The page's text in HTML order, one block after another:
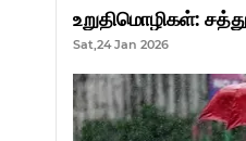
உறுதிமொழிகள்:
ஆசிரியர்களுக்கு
Sat,24 Jan 2026